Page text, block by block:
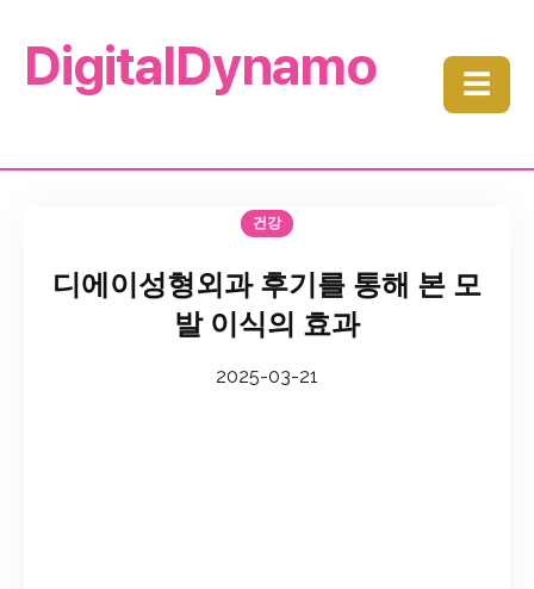
DigitalDynamo ☰
건강
디에이성형외과 후기를 통해 본 모
발 이식의 효과
2025-03-21